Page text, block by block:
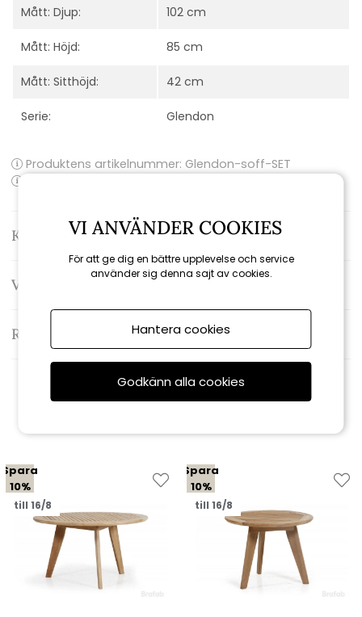
Mått: Djup: 102 cm
Mått: Höjd: 85 cm
Mått: Sitthöjd: 42 cm
Serie: Glendon
Produktens artikelnummer: Glendon-soff-SET
Kontakta oss
Varumärke: Brafab
Recensioner
Spara
10%
till 16/8
Spara
10%
till 16/8
VI ANVÄNDER COOKIES
För att ge dig en bättre upplevelse och service
använder sig denna sajt av cookies.
Hantera cookies
Godkänn alla cookies